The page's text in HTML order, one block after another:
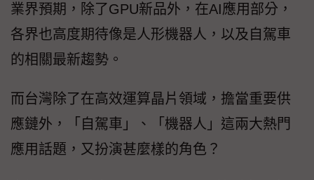
業界預期，除了GPU新品外，在AI應用部分，
各界也高度期待像是人形機器人，以及自駕車
的相關最新趨勢。
而台灣除了在高效運算晶片領域，擔當重要供
應鏈外，「自駕車」、「機器人」這兩大熱門
應用話題，又扮演甚麼樣的角色？